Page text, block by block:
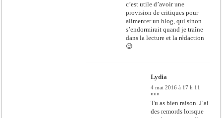
c’est utile d’avoir une
provision de critiques pour
alimenter un blog, qui sinon
s’endormirait quand je traîne
dans la lecture et la rédaction
😉
Lydia
4 mai 2016 à 17 h 11
min
Tu as bien raison. J’ai
des remords lorsque